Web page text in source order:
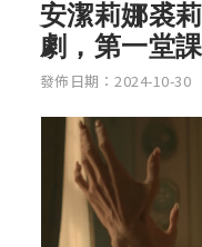
安潔莉娜裘
劇，第一堂
發佈日期：2024-10-30